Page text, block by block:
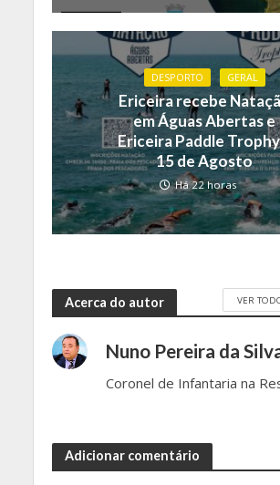
DESPORTO GERAL
Ericeira recebe
em Águas Abertas e
Ericeira Paddle
15 de Agosto
Há 22 horas
Acerca do autor VER
Nuno Pereira da
Coronel de Infantaria na
Adicionar comentário